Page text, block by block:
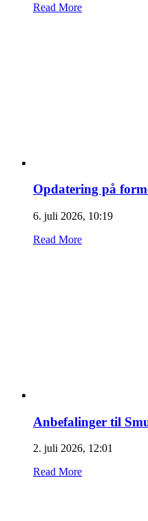
Read More
Opdatering på
6. juli 2026, 10:19
Read More
Anbefalinger til
2. juli 2026, 12:01
Read More